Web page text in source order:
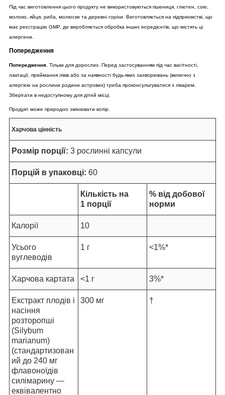
Під час виготовлення цього продукту не використовуються пшениця, глютен, сою,
молоко, яйця, риба, молюски та деревні горіхи. Виготовляється на підприємстві, що
має реєстрацію GMP, де виробляється обробка інших інгредієнтів, що містять ці
алергени.
Попередження
Попередження. Тільки для дорослих. Перед застосуванням під час вагітності,
лактації, приймання ліків або за наявності будь-яких захворювань (включно з
алергією на рослини родини астрових) треба проконсультуватися з лікарем.
Зберігати в недоступному для дітей місці.
Продукт може природно змінювати колір.
Харчова цінність
Розмір порції: 3 рослинні капсули
Порцій в упаковці: 60
Кількість на
1 порції
% від добової
норми
Калорії 10
Усього
вуглеводів
1 г <1%*
Харчова картата <1 г 3%*
Екстракт плодів і
насіння
розторопші
(Silybum
marianum)
(стандартизован
ий до 240 мг
флавоноїдів
силімарину —
еквівалентно
300 мг †